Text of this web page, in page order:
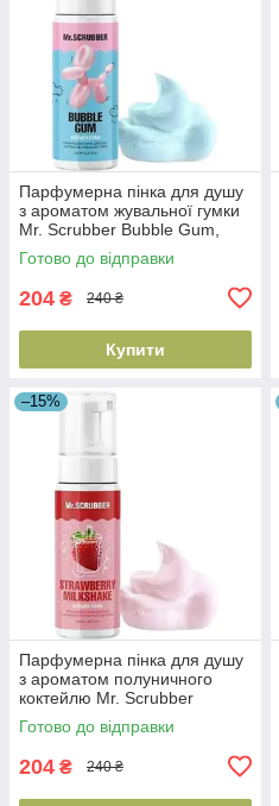
Парфумерна пінка для душу
з ароматом жувальної гумки
Mr. Scrubber Bubble Gum,
150 мл (4823109701564)
Готово до відправки
204 ₴ 240 ₴
Купити
–15%
Парфумерна пінка для душу
з ароматом полуничного
коктейлю Mr. Scrubber
Strawberry Milkshake, 150 мл
(4823109701601)
Готово до відправки
204 ₴ 240 ₴